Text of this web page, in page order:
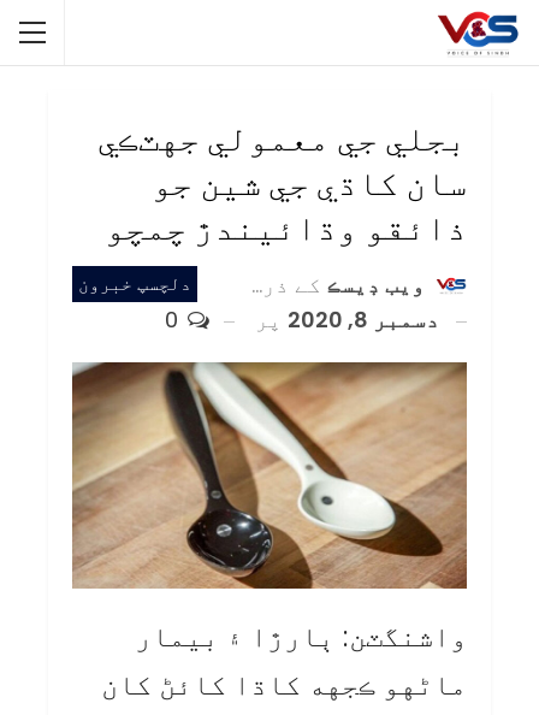
بجلي جي معمولي جهٽڪي
سان کاڌي جي شين جو
ذائقو وڌائيندڙ چمچو
دلچسپ خبرون ويب ڊيسڪ کے ذریعہ
دسمبر 8, 2020
پر
واشنگٽن: ٻارڙا ۽ بيمار
ماڻهو ڪجهه کاڌا کائڻ کان